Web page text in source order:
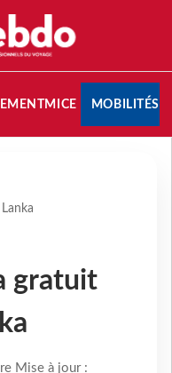
MICE MOBILITÉS
gratuit
Mise à jour :